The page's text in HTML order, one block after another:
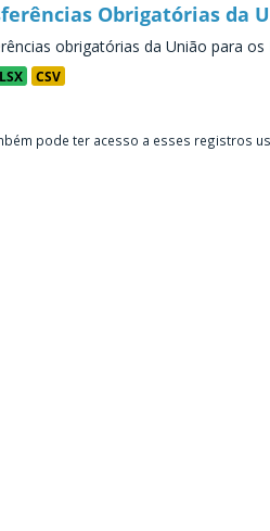
Obrigatórias da
obrigatórias da União para
CSV
pode ter acesso a esses registros